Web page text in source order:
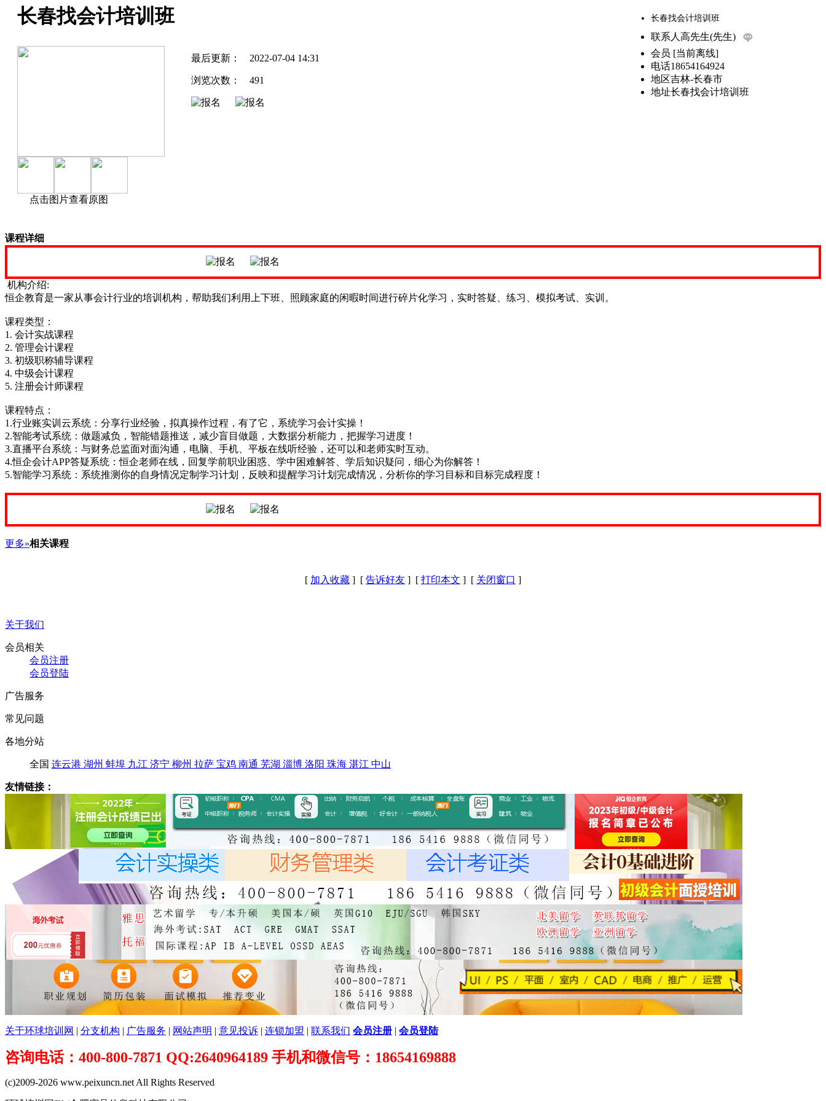
长春找会计培训班
点击图片查看原图
最后更新： 2022-07-04 14:31
浏览次数： 491
长春找会计培训班
联系人 高先生(先生)
会员 [当前离线]
电话18654164924
地区吉林-长春市
地址长春找会计培训班
课程详细
机构介绍:
恒企教育是一家从事会计行业的培训机构，帮助我们利用上下班、照顾家庭的闲暇时间进行碎片化学习，实时答疑、练习、模拟考试、实训。
课程类型：
1. 会计实战课程
2. 管理会计课程
3. 初级职称辅导课程
4. 中级会计课程
5. 注册会计师课程
课程特点：
1.行业账实训云系统：分享行业经验，拟真操作过程，有了它，系统学习会计实操！
2.智能考试系统：做题减负，智能错题推送，减少盲目做题，大数据分析能力，把握学习进度！
3.直播平台系统：与财务总监面对面沟通，电脑、手机、平板在线听经验，还可以和老师实时互动。
4.恒企会计APP答疑系统：恒企老师在线，回复学前职业困惑、学中困难解答、学后知识疑问，细心为你解答！
5.智能学习系统：系统推测你的自身情况定制学习计划，反映和提醒学习计划完成情况，分析你的学习目标和目标完成程度！
更多»相关课程
[ 加入收藏 ] [ 告诉好友 ] [ 打印本文 ] [ 关闭窗口 ]
关于我们
会员相关
会员注册
会员登陆
广告服务
常见问题
各地分站
全国 连云港 湖州 蚌埠 九江 济宁 柳州 拉萨 宝鸡 南通 芜湖 淄博 洛阳 珠海 湛江 中山
友情链接：
关于环球培训网 | 分支机构 | 广告服务 | 网站声明 | 意见投诉 | 连锁加盟 | 联系我们 会员注册 | 会员登陆
咨询电话：400-800-7871 QQ:2640964189 手机和微信号：18654169888
(c)2009-2026 www.peixuncn.net All Rights Reserved